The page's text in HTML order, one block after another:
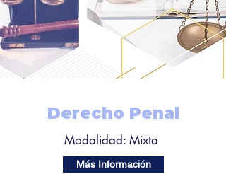
Derecho Penal
Modalidad: Mixta
Más Información